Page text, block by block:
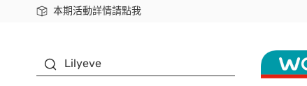
本期活動詳情請點我
下載app最高回饋$350
Lilyeve